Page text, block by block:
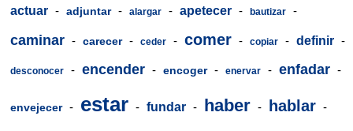
actuar - adjuntar - alargar - apetecer - bautizar -
caminar - carecer - ceder - comer - copiar - definir -
desconocer - encender - encoger - enervar - enfadar -
envejecer - estar - fundar - haber - hablar -